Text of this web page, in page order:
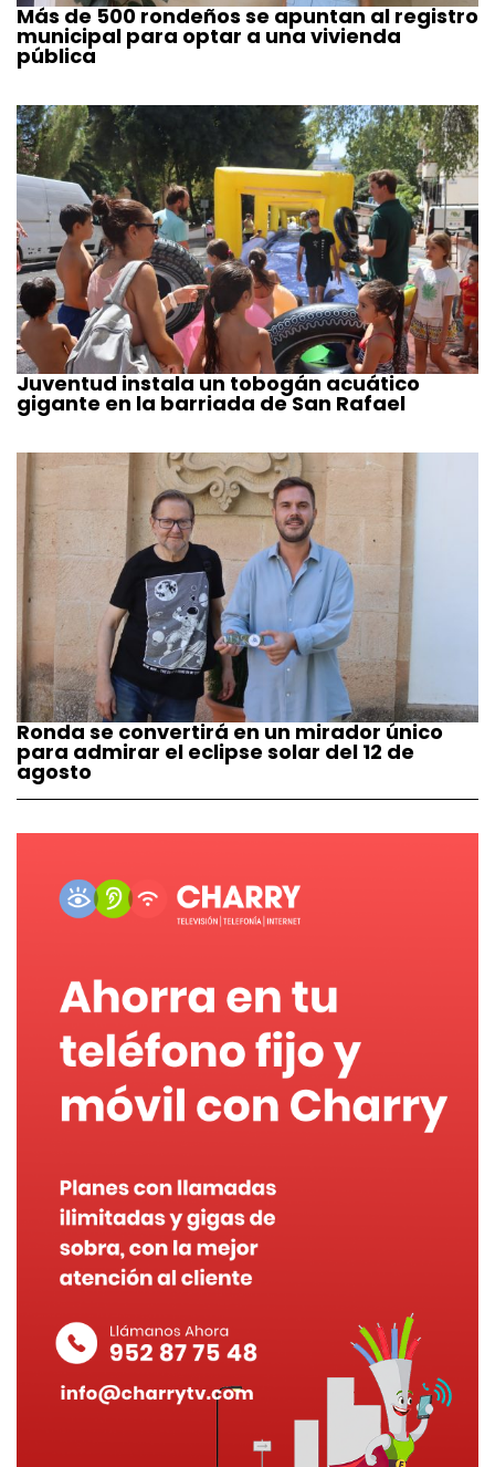
Más de 500 rondeños se apuntan al registro
municipal para optar a una vivienda
pública
Juventud instala un tobogán acuático
gigante en la barriada de San Rafael
Ronda se convertirá en un mirador único
para admirar el eclipse solar del 12 de
agosto